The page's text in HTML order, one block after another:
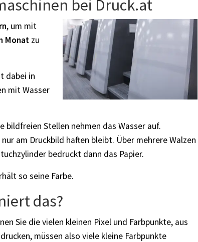
bei Druck.at
, um mit
Monat zu
dabei in
mit Wasser
bildfreien Stellen nehmen das Wasser auf.
am Druckbild haften bleibt. Über mehrere Walzen
bedruckt dann das Papier.
so seine Farbe.
das?
Sie die vielen kleinen Pixel und Farbpunkte, aus
müssen also viele kleine Farbpunkte